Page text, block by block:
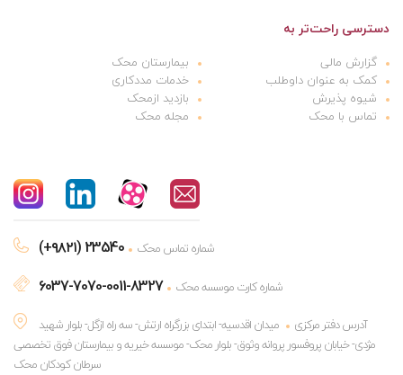
دسترسی راحت‌تر به
گزارش مالی
بیمارستان محک
کمک به عنوان داوطلب
خدمات مددکاری
شیوه پذیرش
بازدید ازمحک
تماس با محک
مجله محک
(+۹۸۲۱) 23540 شماره تماس محک
6037-7070-0011-8327
شماره کارت موسسه محک
آدرس دفتر مرکزی
میدان اقدسیه- ابتدای بزرگراه ارتش- سه راه ازگل- بلوار شهید
مژدی- خیابان پروفسور پروانه وثوق- بلوار محک- موسسه خیریه و بیمارستان فوق تخصصی
سرطان کودکان محک